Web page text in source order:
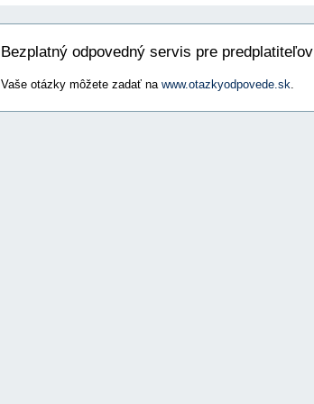
Bezplatný odpovedný servis pre predplatiteľov
Vaše otázky môžete zadať na www.otazkyodpovede.sk.